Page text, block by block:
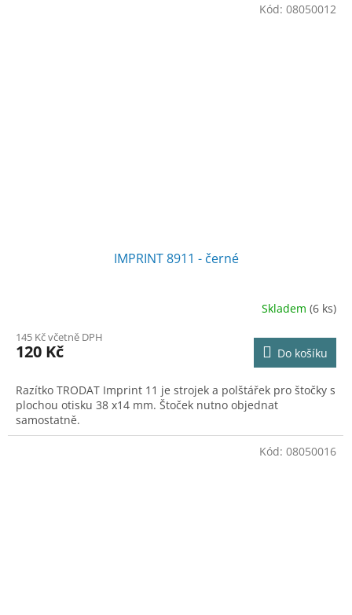
IMPRINT 8911 - černé
Skladem (6 ks)
145 Kč včetně DPH
120 Kč Do košíku
Razítko TRODAT Imprint 11 je strojek a polštářek pro štočky s
plochou otisku 38 x14 mm. Štoček nutno objednat
samostatně.
Kód: 08050012
Kód: 08050016